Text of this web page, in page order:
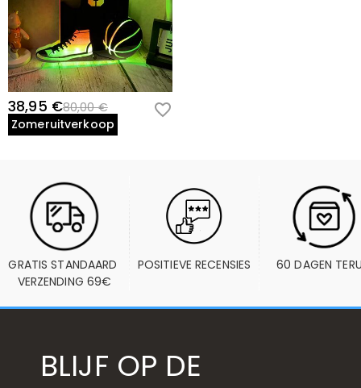
38,95 €80,00 €
Zomeruitverkoop
GRATIS STANDAARD
VERZENDING 69€
POSITIEVE RECENSIES 60 DAGEN
BLIJF OP DE